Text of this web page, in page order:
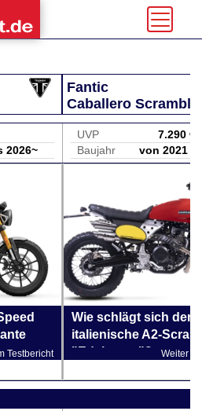
Fantic
Caballero
2026~
UVP
7.290 €
Baujahr
von 2021
Testbericht
Wie schlägt sich der
italienische A2-
"Edelmann"?
Weiter